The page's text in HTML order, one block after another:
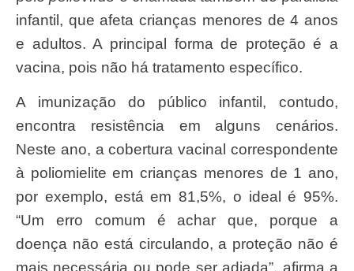
infantil, que afeta crianças menores de 4 anos
e adultos. A principal forma de proteção é a
vacina, pois não há tratamento específico.
A imunização do público infantil, contudo,
encontra resistência em alguns cenários.
Neste ano, a cobertura vacinal correspondente
à poliomielite em crianças menores de 1 ano,
por exemplo, está em 81,5%, o ideal é 95%.
“Um erro comum é achar que, porque a
doença não está circulando, a proteção não é
mais necessária ou pode ser adiada”, afirma a